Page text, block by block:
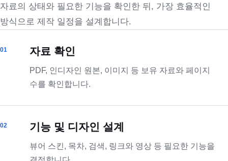
자료의 상태와 필요한 기능을 확인한 뒤, 가장 효율적인
방식으로 제작 일정을 설계합니다.
자료 확인
PDF, 인디자인 원본, 이미지 등 보유 자료와 페이지
수를 확인합니다.
기능 및 디자인 설계
뷰어 스킨, 목차, 검색, 링크와 영상 등 필요한 기능을